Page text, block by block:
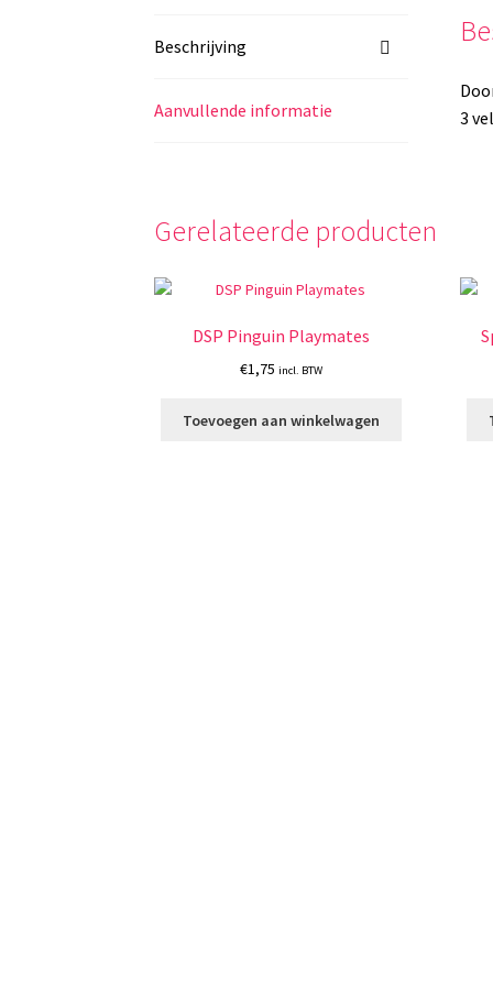
Beschrijving
Aanvullende informatie
3
Gerelateerde producten
DSP Pinguin Playmates
€1,75 incl. BTW
Toevoegen aan winkelwagen